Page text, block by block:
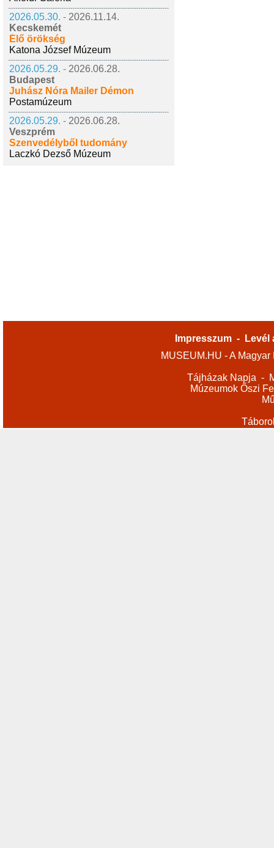
2026.05.30. - 2026.11.14.
Kecskemét
Élő örökség
Katona József Múzeum
2026.05.29. - 2026.06.28.
Budapest
Juhász Nóra Mailer Démon
Postamúzeum
2026.05.29. - 2026.06.28.
Veszprém
Szenvedélyből tudomány
Laczkó Dezső Múzeum
Impresszum -
Levél
MUSEUM.HU - A
Tájházak Napja -
Múzeumok Őszi